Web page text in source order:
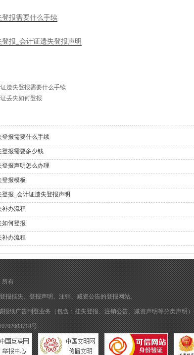
登报需要什么手续
报_会计证遗失登报声明
遗失登报需要什么手续
丢失如何登报
登报需要什么手续
登报需要多少钱
登报声明怎么办理
登报模板
报_会计证遗失登报声明
补办流程
如何登报
补办流程
所有
登报挂失、登报声明、注销、减资公告的登报网站。
报纸广告刊登业务（包含：挂失登报、注销公告、减资声明等分类声明
号